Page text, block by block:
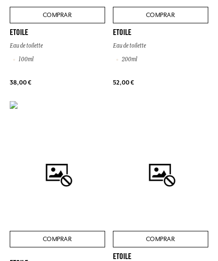
COMPRAR
ETOILE
Eau de toilette
100ml
38,00 €
COMPRAR
ETOILE
Eau de toilette
200ml
52,00 €
COMPRAR COMPRAR
ETOILE